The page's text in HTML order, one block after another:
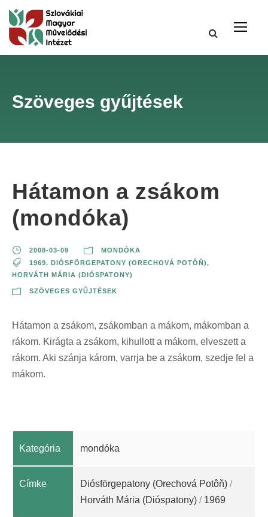
Szöveges gyűjtések
Hátamon a zsákom
(mondóka)
2008-03-09
MONDÓKA
1969, DIÓSFÖRGEPATONY (ORECHOVÁ POTÔŇ),
HORVÁTH MÁRIA (DIÓSPATONY)
SZÖVEGES GYŰJTÉSEK
Hátamon a zsákom, zsákomban a mákom, mákomban a
rákom. Kirágta a zsákom, kihullott a mákom, elveszett a
rákom. Aki szánja károm, varrja be a zsákom, szedje fel a
mákom.
Kategória mondóka
Címke Diósförgepatony (Orechová Potôň) /
Horváth Mária (Dióspatony) / 1969